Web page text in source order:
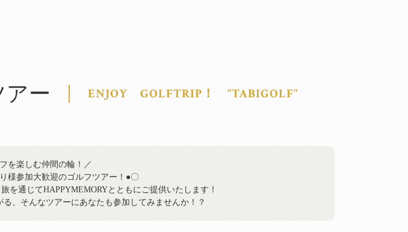
アー ENJOY GOLFTRIP！ "TABIGOLF"
を楽しむ仲間の輪！／
様参加大歓迎のゴルフツアー！●〇
を通じてHAPPYMEMORYとともにご提供いたします！
、そんなツアーにあなたも参加してみませんか！？